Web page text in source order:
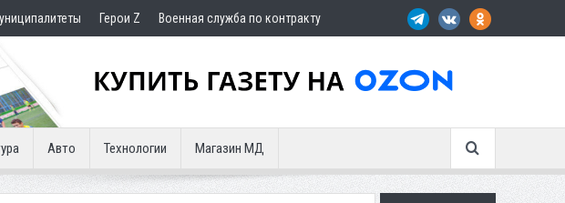
Герои Z Военная служба по контракту
Авто Технологии Магазин МД